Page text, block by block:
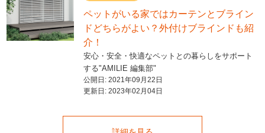
ペットがいる家ではカーテンとブライン
ドどちらがよい？外付けブラインドも紹
介！
安心・安全・快適なペットとの暮らしをサポート
する"AMILIE 編集部"
公開日: 2021年09月22日
更新日: 2023年02月04日